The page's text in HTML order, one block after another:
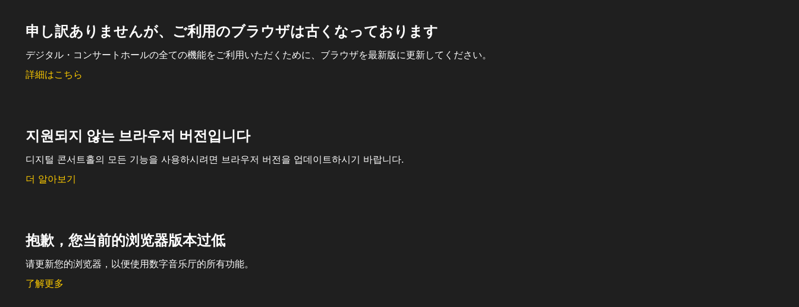
申し訳ありませんが、ご利用のブラウザは古くなっております
デジタル・コンサートホールの全ての機能をご利用いただくために、ブラウザを最新版に更新してください。
詳細はこちら
지원되지 않는 브라우저 버전입니다
디지털 콘서트홀의 모든 기능을 사용하시려면 브라우저 버전을 업데이트하시기 바랍니다.
더 알아보기
抱歉，您当前的浏览器版本过低
请更新您的浏览器，以便使用数字音乐厅的所有功能。
了解更多